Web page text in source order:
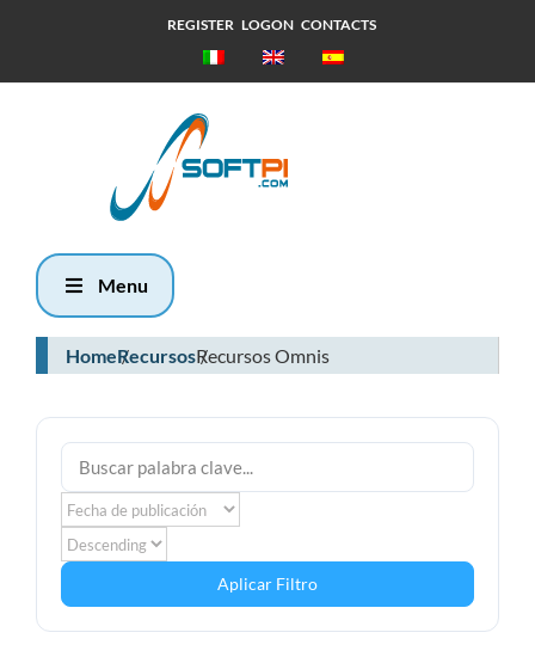
REGISTER LOGON CONTACTS
Menu
HomeRecursosRecursos Omnis
Aplicar Filtro